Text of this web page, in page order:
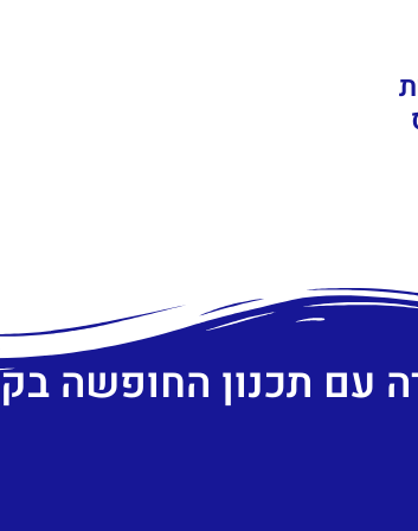
עם תכנון החופשה